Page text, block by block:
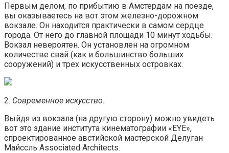
Первым делом, по прибытию в Амстердам на поезде,
вы оказываетесь на вот этом железно-дорожном
вокзале. Он находится практически в самом сердце
города. От него до главной площади 10 минут ходьбы.
Вокзал невероятен. Он установлен на огромном
количестве свай (как и большинство больших
сооружений) и трех искусственных островках.
2. Современное искусство.
Выйдя из вокзала (на другую сторону) можно увидеть
вот это здание института кинематографии «EYE»,
спроектированное австийской мастерской Делуган
Майссль Associated Architects.